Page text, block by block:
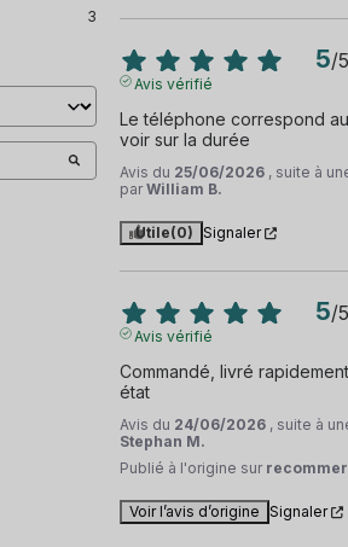
3
5/5
Avis vérifié
Le téléphone correspond
voir sur la durée
Avis du 25/06/2026 , suite à
par William B.
Utile(0) Signaler
5/5
Avis vérifié
Commandé, livré
état
Avis du 24/06/2026 , suite à
Stephan M.
Publié à l'origine sur
Voir l’avis d’origine Signaler